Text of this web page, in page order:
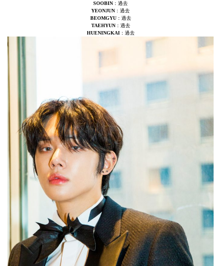
SOOBIN ：過去
YEONJUN ：過去
BEOMGYU：過去
TAEHYUN：過去
HUENINGKAI：過去